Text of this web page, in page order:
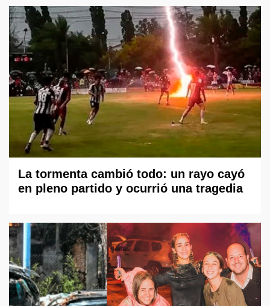
La tormenta cambió todo: un rayo cayó
en pleno partido y ocurrió una tragedia